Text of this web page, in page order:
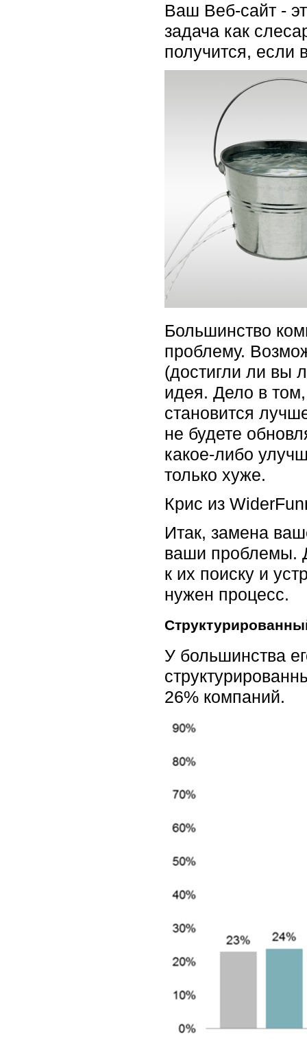
Ваш Веб-сайт -
задача как
получится, если
Большинство
проблему.
(достигли ли вы
идея. Дело в
становится
не будете
какое-либо
только хуже.
Крис из
Итак, замена
ваши проблемы.
к их поиску и
нужен процесс.
У большинства
26% компаний.